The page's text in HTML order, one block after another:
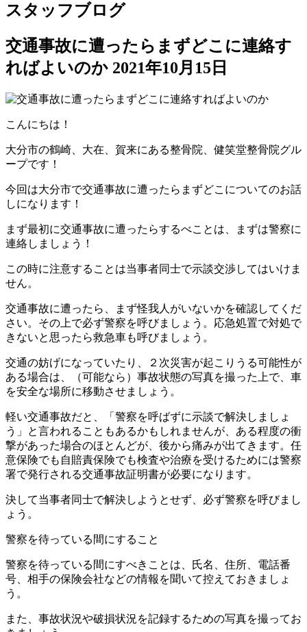
スタッフブログ
交通事故に遭ったらまずどこに連絡す
ればよいのか 2021年10月15日
こんにちは！
大分市の鶴崎、大在、賀来にある整骨院、健笑堂整骨院グル
ープです！
今回は大分市で交通事故に遭ったらまずどこについてのお話
しになります！
まず最初に交通事故に遭ったらするべことは、まずは警察に
連絡しましょう！
この時に注意することは当事者同士で示談交渉してはいけま
せん。
交通事故に遭ったら、まず怪我人がいないかを確認してくだ
さい。その上で必ず警察を呼びましょう。 応急処置で対処で
きないと思ったら救急車も呼びましょう。
交通の妨げになっていたり、２次災害が起こりうる可能性が
ある場合は、（可能なら）事故状態の写真を撮った上で、車
を安全な場所に移動させましょう。
軽い交通事故だと、「警察を呼ばずに示談で解決しましょ
う」と言われることもあるかもしれませんが、ある程度の衝
撃があった場合のほとんどが、後から痛みが出てきます。任
意保険でも自賠責保険でも検査や治療を受けるためには警察
署で発行される交通事故証明書が必要になります。
決して当事者同士で解決しようとせず、必ず警察を呼びまし
ょう。
警察を待っている間にすること
警察を待っている間にすべきことは、氏名、住所、電話番
号、相手の保険会社などの情報を聞いて控えておきましょ
う。
また、事故状況や破損状況を記録するための写真を撮ってお